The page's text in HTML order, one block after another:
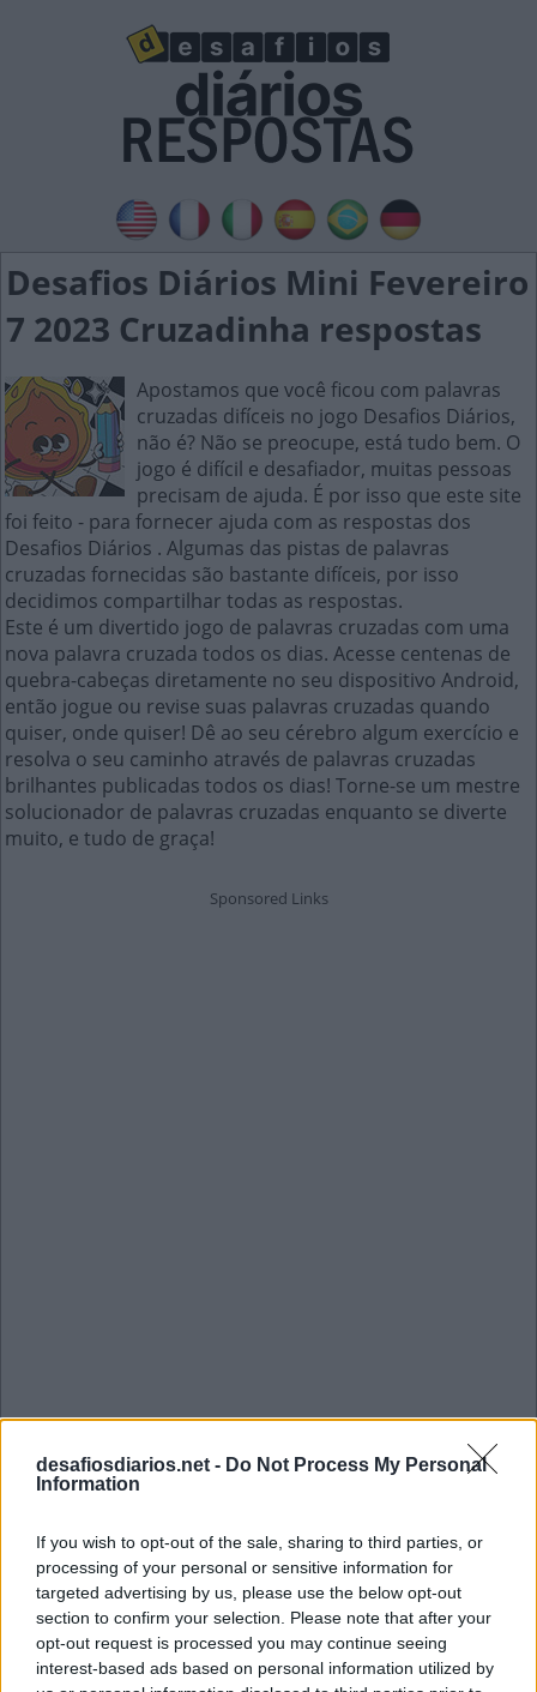
desafiosdiarios.net - Do Not Process My Personal
Information
If you wish to opt-out of the sale, sharing to third parties, or
processing of your personal or sensitive information for
targeted advertising by us, please use the below opt-out
section to confirm your selection. Please note that after your
opt-out request is processed you may continue seeing
interest-based ads based on personal information utilized by
Desafios Diários Mini Fevereiro
7 2023 Cruzadinha respostas
Apostamos que você ficou com palavras
cruzadas difíceis no jogo Desafios Diários,
não é? Não se preocupe, está tudo bem. O
jogo é difícil e desafiador, muitas pessoas
precisam de ajuda. É por isso que este site
foi feito - para fornecer ajuda com as respostas dos
Desafios Diários . Algumas das pistas de palavras
cruzadas fornecidas são bastante difíceis, por isso
decidimos compartilhar todas as respostas.
Este é um divertido jogo de palavras cruzadas com uma
nova palavra cruzada todos os dias. Acesse centenas de
quebra-cabeças diretamente no seu dispositivo Android,
então jogue ou revise suas palavras cruzadas quando
quiser, onde quiser! Dê ao seu cérebro algum exercício e
resolva o seu caminho através de palavras cruzadas
brilhantes publicadas todos os dias! Torne-se um mestre
solucionador de palavras cruzadas enquanto se diverte
muito, e tudo de graça!
P A V
E
S
U T I
S
M
O D E N
S
A
N I N H
A